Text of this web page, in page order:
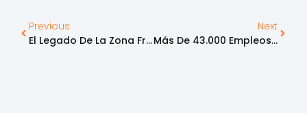
Previous
El Legado De La Zona Franca De Bogotá Al País En 25 Años De Operación
Next
Más De 43.000 Empleos Amenazados Y Un Tejido Empresarial Conformado Por Más De 400 Empresas Pymes Estarían En Riesgo, En Las Zonas Francas Operadas Por La Zona Franca De Bogotá